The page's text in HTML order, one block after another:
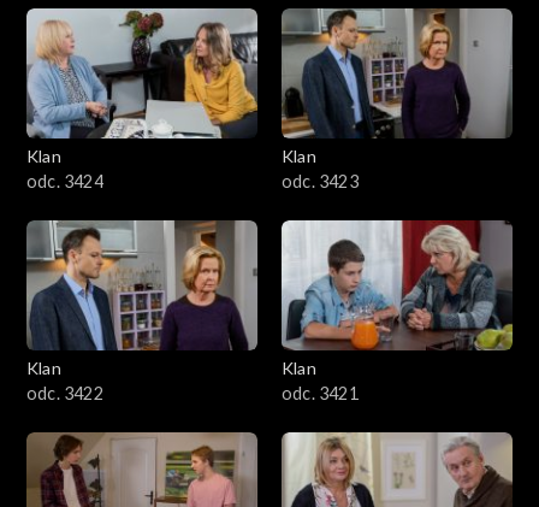
Klan
odc. 3424
Klan
odc. 3423
Klan
odc. 3422
Klan
odc. 3421